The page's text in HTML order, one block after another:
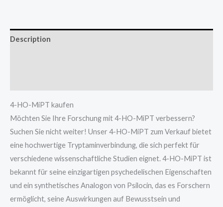
Description
4-HO-MiPT kaufen
Möchten Sie Ihre Forschung mit 4-HO-MiPT verbessern?
Suchen Sie nicht weiter! Unser 4-HO-MiPT zum Verkauf bietet
eine hochwertige Tryptaminverbindung, die sich perfekt für
verschiedene wissenschaftliche Studien eignet. 4-HO-MiPT ist
bekannt für seine einzigartigen psychedelischen Eigenschaften
und ein synthetisches Analogon von Psilocin, das es Forschern
ermöglicht, seine Auswirkungen auf Bewusstsein und